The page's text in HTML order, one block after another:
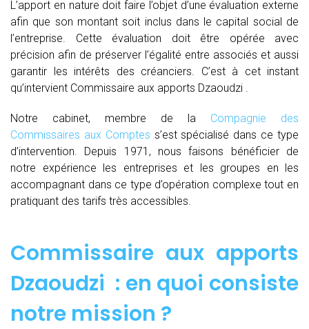
L’apport en nature doit faire l’objet d’une évaluation externe
afin que son montant soit inclus dans le capital social de
l’entreprise. Cette évaluation doit être opérée avec
précision afin de préserver l’égalité entre associés et aussi
garantir les intérêts des créanciers. C’est à cet instant
qu’intervient Commissaire aux apports Dzaoudzi .
Notre cabinet, membre de la Compagnie des
Commissaires aux Comptes s’est spécialisé dans ce type
d’intervention. Depuis 1971, nous faisons bénéficier de
notre expérience les entreprises et les groupes en les
accompagnant dans ce type d’opération complexe tout en
pratiquant des tarifs très accessibles.
Commissaire aux apports
Dzaoudzi : en quoi consiste
notre mission ?